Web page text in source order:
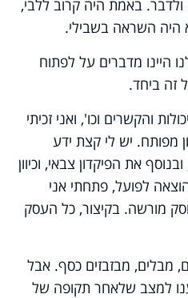
באמת היה קרוב ללבי,
היה השראה בשבילי.
היינו מדברים על לפתוח
זה ביחד.
והקשרים וכו', ואני זכיתי
מפותח. יש לי קצת ידע
את הפיקדון צבאי, וכיוון
לפועל, פתחתי אני
מורשה. בקיצור, כל העסק
מבלים, מבזבזים כסף. אבל
למצב שלאחר תקופה של